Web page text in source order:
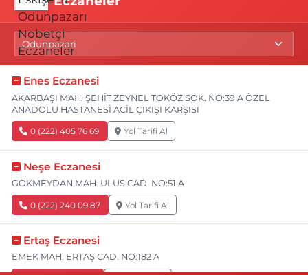
Enes Eczanesi
AKARBAŞI MAH. ŞEHİT ZEYNEL TOKÖZ SOK. NO:39 A ÖZEL
ANADOLU HASTANESİ ACİL ÇIKIŞI KARŞISI
0 (222) 405 76 69 Yol Tarifi Al
Neşe Eczanesi
GÖKMEYDAN MAH. ULUS CAD. NO:51 A
0 (222) 240 09 87 Yol Tarifi Al
Ertaş Eczanesi
EMEK MAH. ERTAŞ CAD. NO:182 A